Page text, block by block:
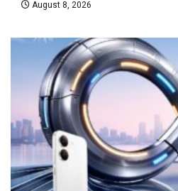
August 8, 2026